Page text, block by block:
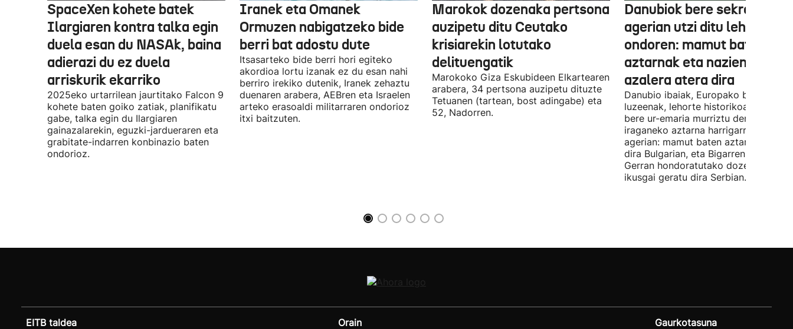
SpaceXen kohete batek
Ilargiaren kontra talka egin
duela esan du NASAk, baina
adierazi du ez duela
arriskurik ekarriko
2025eko urtarrilean jaurtitako Falcon 9
kohete baten goiko zatiak, planifikatu
gabe, talka egin du Ilargiaren
gainazalarekin, eguzki-jardueraren eta
grabitate-indarren konbinazio baten
ondorioz.
Iranek eta Omanek
Ormuzen nabigatzeko bide
berri bat adostu dute
Itsasarteko bide berri hori egiteko
akordioa lortu izanak ez du esan nahi
berriro irekiko dutenik, Iranek zehaztu
duenaren arabera, AEBren eta Israelen
arteko erasoaldi militarraren ondorioz
itxi baitzuten.
Marokok dozenaka pertsona
auzipetu ditu Ceutako
krisiarekin lotutako
delituengatik
Marokoko Giza Eskubideen Elkartearen
arabera, 34 pertsona auzipetu dituzte
Tetuanen (tartean, bost adingabe) eta
52, Nadorren.
Danubiok bere sekretuak
agerian utzi ditu
ondoren: mamut baten
aztarnak eta nazien
azalera atera dira
Danubio ibaiak, Europako bigarren
luzeenak, lehorte historikoa bizi du,
bere ur-emaria murriztu denez,
iraganeko aztarna harrigarriak utzi
agerian: mamut baten aztarnak
dira Bulgarian, eta Bigarren Mundu
Gerran hondoratutako dozenaka
ikusgai geratu dira Serbian.
EITB taldea Orain Gaurkotasuna